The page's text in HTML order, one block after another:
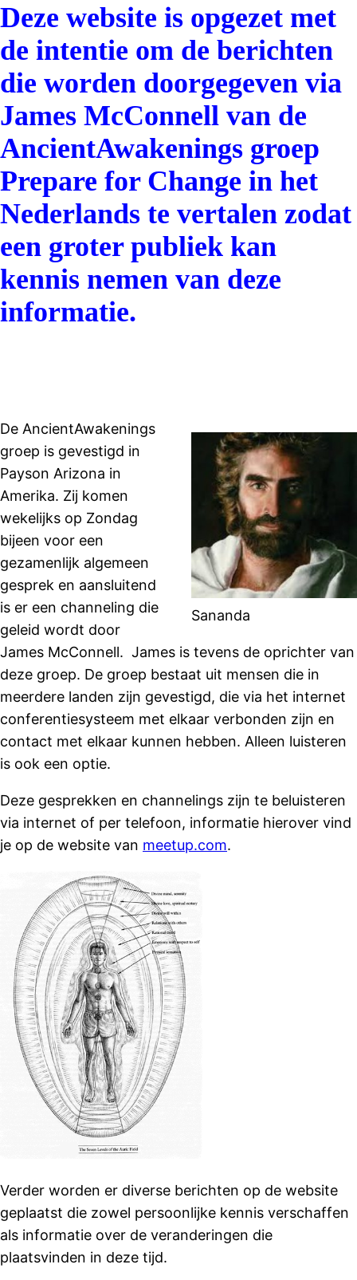
Deze website is opgezet met
de intentie om de berichten
die worden doorgegeven via
James McConnell van de
AncientAwakenings groep
Prepare for Change in het
Nederlands te vertalen zodat
een groter publiek kan
kennis nemen van deze
informatie.
Sananda
De AncientAwakenings
groep is gevestigd in
Payson Arizona in
Amerika. Zij komen
wekelijks op Zondag
bijeen voor een
gezamenlijk algemeen
gesprek en aansluitend
is er een channeling die
geleid wordt door
James McConnell. James is tevens de oprichter van
deze groep. De groep bestaat uit mensen die in
meerdere landen zijn gevestigd, die via het internet
conferentiesysteem met elkaar verbonden zijn en
contact met elkaar kunnen hebben. Alleen luisteren
is ook een optie.
Deze gesprekken en channelings zijn te beluisteren
via internet of per telefoon, informatie hierover vind
je op de website van meetup.com.
Verder worden er diverse berichten op de website
geplaatst die zowel persoonlijke kennis verschaffen
als informatie over de veranderingen die
plaatsvinden in deze tijd.